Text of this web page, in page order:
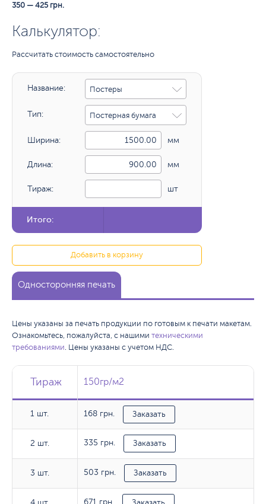
350 — 425 грн.
Калькулятор:
Рассчитать стоимость самостоятельно
Название: Постеры
Тип: Постерная бумага
Ширина: мм
Длина: мм
Тираж: шт
Итого:
Добавить в корзину
Односторонняя печать
Цены указаны за печать продукции по готовым к печати макетам.
Ознакомьтесь, пожалуйста, с нашими техническими
требованиями . Цены указаны с учетом НДС.
Тираж
1 шт.
2 шт.
3 шт.
Тираж 150гр/м2
Тираж 150гр/м2
1 шт. 168 грн. Заказать
2 шт. 335 грн. Заказать
3 шт. 503 грн. Заказать
671 грн.